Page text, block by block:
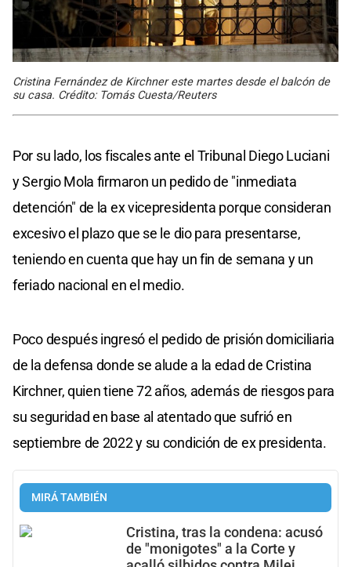
Cristina Fernández de Kirchner este martes desde el balcón de
su casa. Crédito: Tomás Cuesta/Reuters
Por su lado, los fiscales ante el Tribunal Diego Luciani
y Sergio Mola firmaron un pedido de "inmediata
detención" de la ex vicepresidenta porque consideran
excesivo el plazo que se le dio para presentarse,
teniendo en cuenta que hay un fin de semana y un
feriado nacional en el medio.
Poco después ingresó el pedido de prisión domiciliaria
de la defensa donde se alude a la edad de Cristina
Kirchner, quien tiene 72 años, además de riesgos para
su seguridad en base al atentado que sufrió en
septiembre de 2022 y su condición de ex presidenta.
MIRÁ TAMBIÉN
Cristina, tras la condena: acusó
de "monigotes" a la Corte y